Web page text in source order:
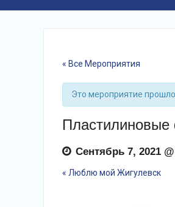
« Все Мероприятия
Это мероприятие прошло.
Пластилиновые
Сентябрь 7, 2021
события
« Люблю мой Жигулевск